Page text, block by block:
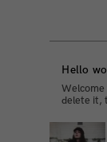
Hello
delete it,